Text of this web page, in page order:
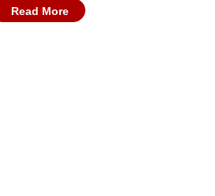
Read More